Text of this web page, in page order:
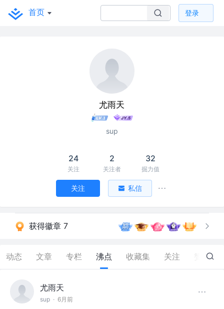
首页 登录
尤雨天
sup
24
关注
2
关注者
32
掘力值
关注 私信
获得徽章 7
动态 文章 专栏 沸点 收藏集 关注 59
尤雨天
sup · 6月前